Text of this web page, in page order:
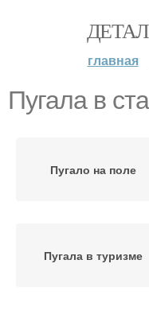
главная
Пугала в
Пугало на поле
Пугала в туризме